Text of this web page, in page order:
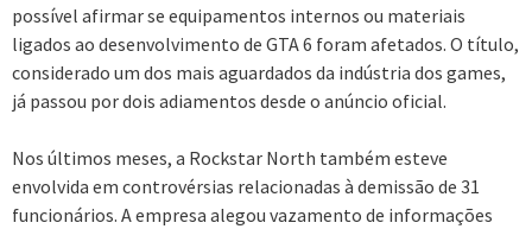
possível afirmar se equipamentos internos ou materiais
ligados ao desenvolvimento de GTA 6 foram afetados. O título,
considerado um dos mais aguardados da indústria dos games,
já passou por dois adiamentos desde o anúncio oficial.
Nos últimos meses, a Rockstar North também esteve
envolvida em controvérsias relacionadas à demissão de 31
funcionários. A empresa alegou vazamento de informações